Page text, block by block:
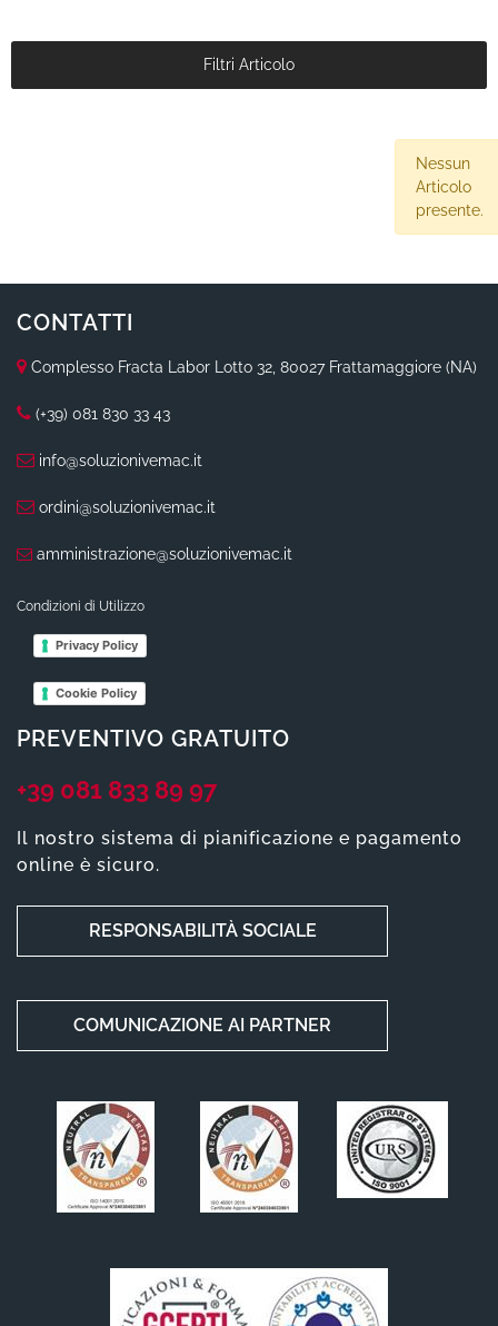
Filtri Articolo
Nessun
Articolo
presente.
CONTATTI
Complesso Fracta Labor Lotto 32, 80027 Frattamaggiore (NA)
(+39) 081 830 33 43
info@soluzionivemac.it
ordini@soluzionivemac.it
amministrazione@soluzionivemac.it
Condizioni di Utilizzo
Privacy Policy
Cookie Policy
PREVENTIVO GRATUITO
+39 081 833 89 97
Il nostro sistema di pianificazione e pagamento
online è sicuro.
RESPONSABILITÀ SOCIALE
COMUNICAZIONE AI PARTNER